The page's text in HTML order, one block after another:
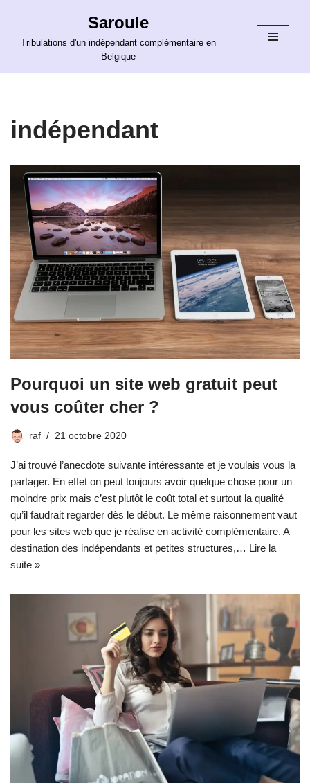
Aller
Saroule
Tribulations d'un indépendant complémentaire en
Belgique
indépendant
Pourquoi un site web gratuit peut
vous coûter cher ?
raf 21 octobre 2020
J’ai trouvé l’anecdote suivante intéressante et je voulais vous la
partager. En effet on peut toujours avoir quelque chose pour un
moindre prix mais c’est plutôt le coût total et surtout la qualité
qu’il faudrait regarder dès le début. Le même raisonnement vaut
pour les sites web que je réalise en activité complémentaire. A
destination des indépendants et petites structures,… Lire la
suite »